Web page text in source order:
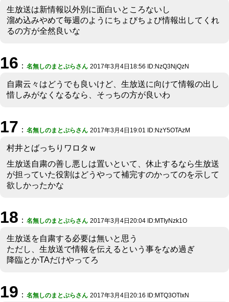
生放送は新情報以外別に面白いところないし
溜め込みやめて毎週のようにちょびちょび情報出してくれ
るの方が全然良いな
16 ： 名無しのまとぷらさん 2017年3月4日18:56 ID:NzQ3NjQzN
自粛云々はどうでも良いけど、生放送に向けて情報の出し
惜しみがなくなるなら、そっちの方が良いわ
17 ： 名無しのまとぷらさん 2017年3月4日19:01 ID:NzY5OTAzM
村井とばっちりワロタｗ
生放送自粛の善し悪しは置いといて、休止するなら生放送
が担っていた役割はどうやって補完すのかってのを示して
欲しかったかな
18 ： 名無しのまとぷらさん 2017年3月4日20:04 ID:MTIyNzk1O
生放送を自粛する必要は無いと思う
ただし、生放送で情報を伝えるという事をなめ過ぎ
降臨とかTAだけやってろ
19 ： 名無しのまとぷらさん 2017年3月4日20:16 ID:MTQ3OTIxN